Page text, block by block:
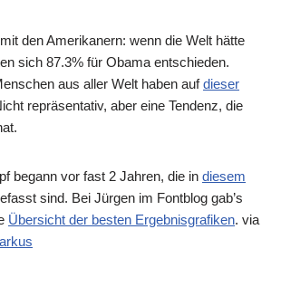
den Amerikanern: wenn die Welt hätte
sich 87.3% für Obama entschieden.
aus aller Welt haben aufdieser
repräsentativ, aber eine Tendenz, die
begann vor fast 2 Jahren, die in diesem
sind. Bei Jürgen im Fontblog gab’s
Übersicht der besten Ergebnisgrafiken. via